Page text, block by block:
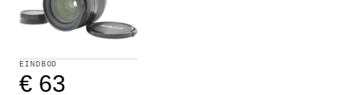
EINDBOD
€ 63